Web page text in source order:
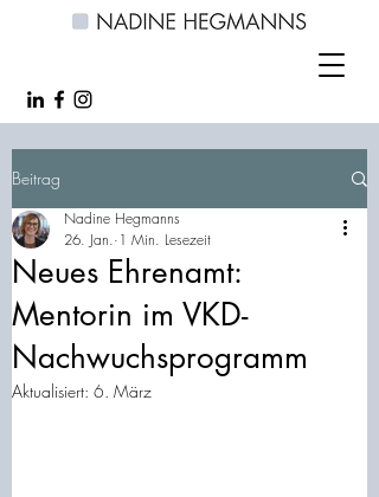
Beitrag
Neues Ehrenamt:
Mentorin im VKD-
Nachwuchsprogramm
Nadine Hegmanns
26. Jan. 1 Min. Lesezeit
Aktualisiert: 6. März